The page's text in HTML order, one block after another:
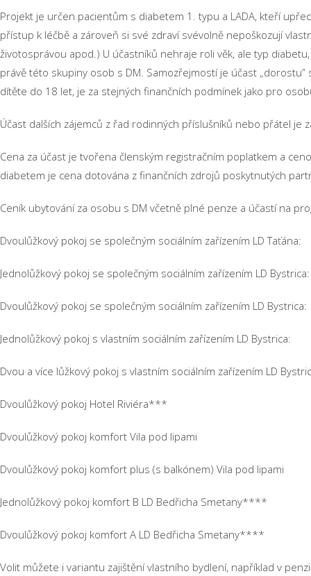
Projekt je určen pacientům s diabetem 1. typu a LADA, kteří
přístup k léčbě a zároveň si své zdraví svévolně nepoškozují
životosprávou apod.) U účastníků nehraje roli věk, ale typ
právě této skupiny osob s DM. Samozřejmostí je účast
dítěte do 18 let, je za stejných finančních podmínek jako pro
Účast dalších zájemců z řad rodinných příslušníků nebo přátel je
Cena za účast je tvořena členským registračním poplatkem a
diabetem je cena dotována z finančních zdrojů poskytnutých
Ceník ubytování za osobu s DM včetně plné penze a účastí na
Dvoulůžkový pokoj se společným sociálním zařízením LD
Jednolůžkový pokoj se společným sociálním zařízením LD
Dvoulůžkový pokoj se společným sociálním zařízením LD
Jednolůžkový pokoj s vlastním sociálním zařízením LD
Dvou a více lůžkový pokoj s vlastním sociálním zařízením LD
Dvoulůžkový pokoj Hotel Riviéra***
Dvoulůžkový pokoj komfort Vila pod lipami
Dvoulůžkový pokoj komfort plus (s balkónem) Vila pod
Jednolůžkový pokoj komfort B LD Bedřicha
Dvoulůžkový pokoj komfort A LD Bedřicha
Volit můžete i variantu zajištění vlastního bydlení, například v